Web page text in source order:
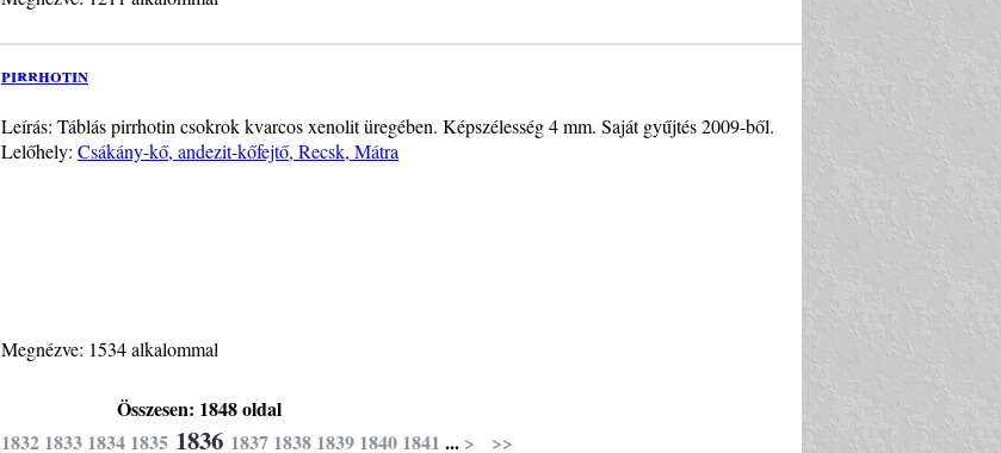
pirrhotin
Leírás: Táblás pirrhotin csokrok kvarcos xenolit üregében. Képszélesség 4 mm. Saját gyűjtés 2009-ből.
Lelőhely: Csákány-kő, andezit-kőfejtő, Recsk, Mátra
Megnézve: 1534 alkalommal
Összesen: 1848 oldal
1832 1833 1834 1835 1836 1837 1838 1839 1840 1841 ... > >>